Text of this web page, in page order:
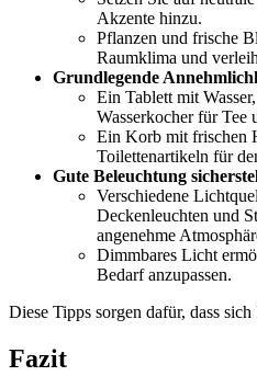
Akzente hinzu.
Pflanzen und frische
Raumklima und
Grundlegende
Ein Tablett mit
Wasserkocher für Tee
Ein Korb mit frischen
Toilettenartikeln für
Gute Beleuchtung
Verschiedene
Deckenleuchten und
angenehme
Dimmbares Licht
Bedarf anzupassen.
Diese Tipps sorgen dafür, dass
Fazit